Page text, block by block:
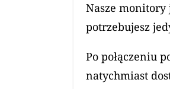
Nasze
potrzebujesz
Po połączeniu
natychmiast